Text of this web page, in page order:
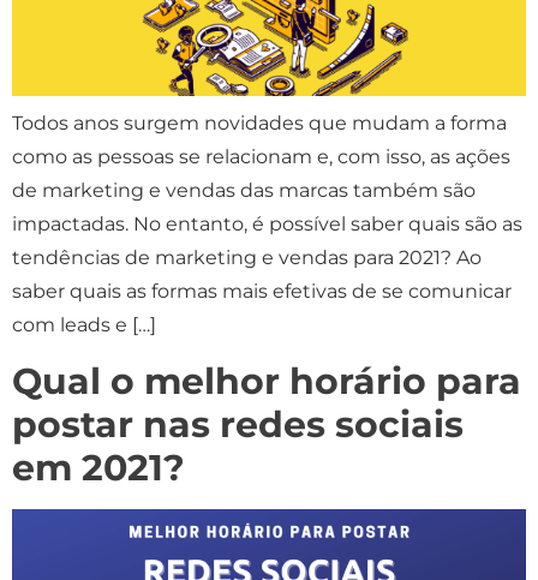
Todos anos surgem novidades que mudam a forma
como as pessoas se relacionam e, com isso, as ações
de marketing e vendas das marcas também são
impactadas. No entanto, é possível saber quais são as
tendências de marketing e vendas para 2021? Ao
saber quais as formas mais efetivas de se comunicar
com leads e […]
Qual o melhor horário para
postar nas redes sociais
em 2021?